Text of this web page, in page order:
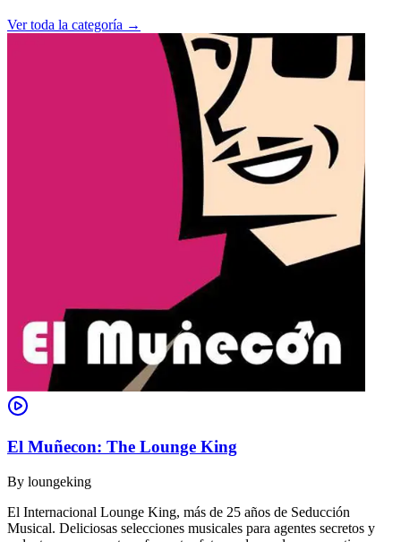
Ver toda la categoría →
El Muñecon: The Lounge King
By loungeking
El Internacional Lounge King, más de 25 años de Seducción
Musical. Deliciosas selecciones musicales para agentes secretos y